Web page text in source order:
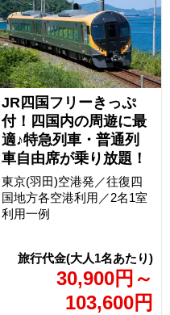
JR四国フリーきっぷ
付！四国内の周遊に最
適♪特急列車・普通列
車自由席が乗り放題！
30,900円 ～
103,600円
東京(羽田)空港発／往復四
国地方各空港利用／2名1室
利用一例